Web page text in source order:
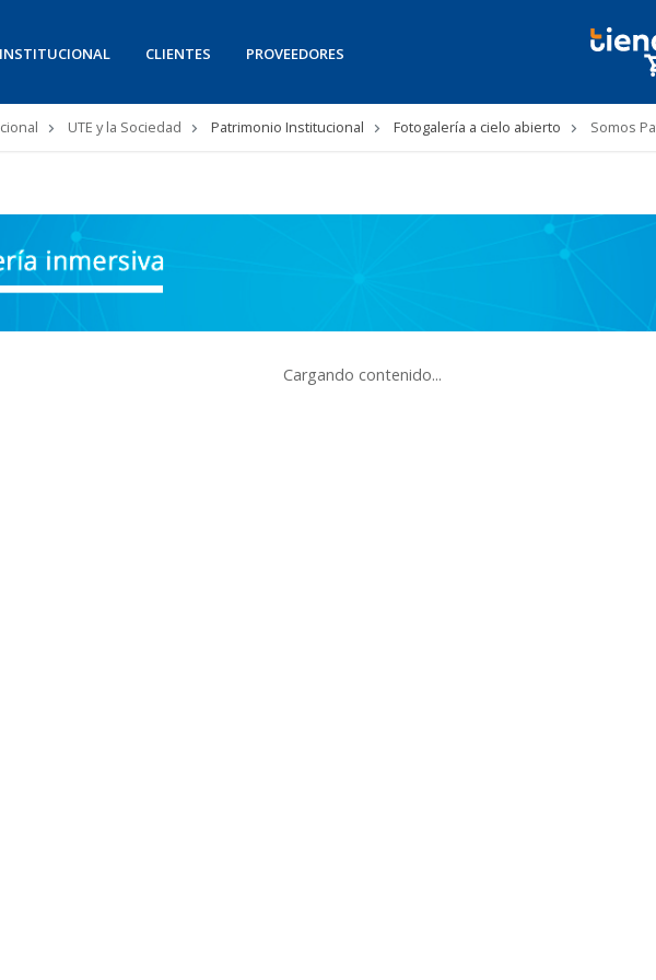
INSTITUCIONAL CLIENTES PROVEEDORES
UTE y la Sociedad Patrimonio Institucional Fotogalería a cielo abierto Somos
Cargando contenido...